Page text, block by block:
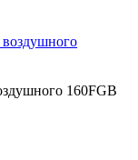
160FGB